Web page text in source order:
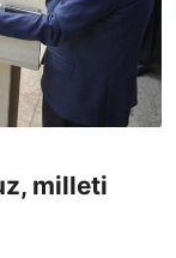
milleti